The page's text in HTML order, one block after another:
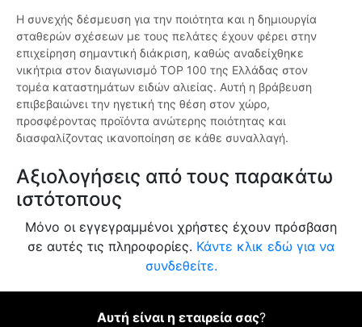
Η συνεχής δέσμευση για την ποιότητα και η δημιουργία
σταθερών σχέσεων με τους πελάτες έχουν φέρει στην
επιχείρηση σημαντική διάκριση, καθώς αναδείχθηκε
νικήτρια στον διαγωνισμό TOP 100 της Ελλάδας στον
τομέα καταστημάτων ειδών αλιείας. Αυτή η βράβευση
επιβεβαιώνει την ηγετική της θέση στον χώρο,
προσφέροντας προϊόντα ανώτερης ποιότητας και
διασφαλίζοντας ικανοποίηση σε κάθε συναλλαγή.
Αξιολογήσεις από τους παρακάτω
ιστότοπους
Μόνο οι εγγεγραμμένοι χρήστες έχουν πρόσβαση
σε αυτές τις πληροφορίες. Κάντε κλικ εδώ για να
συνδεθείτε.
Αυτή είναι η εταιρεία σας?